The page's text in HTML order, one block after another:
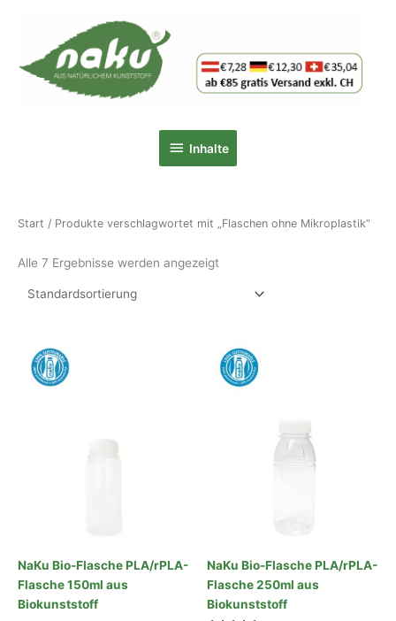
Inhalte
Inhalte
Start / Produkte verschlagwortet mit „Flaschen ohne Mikroplastik“
Alle 7 Ergebnisse werden angezeigt
NaKu Bio-Flasche PLA/rPLA-
Flasche 150ml aus
Biokunststoff
NaKu Bio-Flasche PLA/rPLA-
Flasche 250ml aus
Biokunststoff